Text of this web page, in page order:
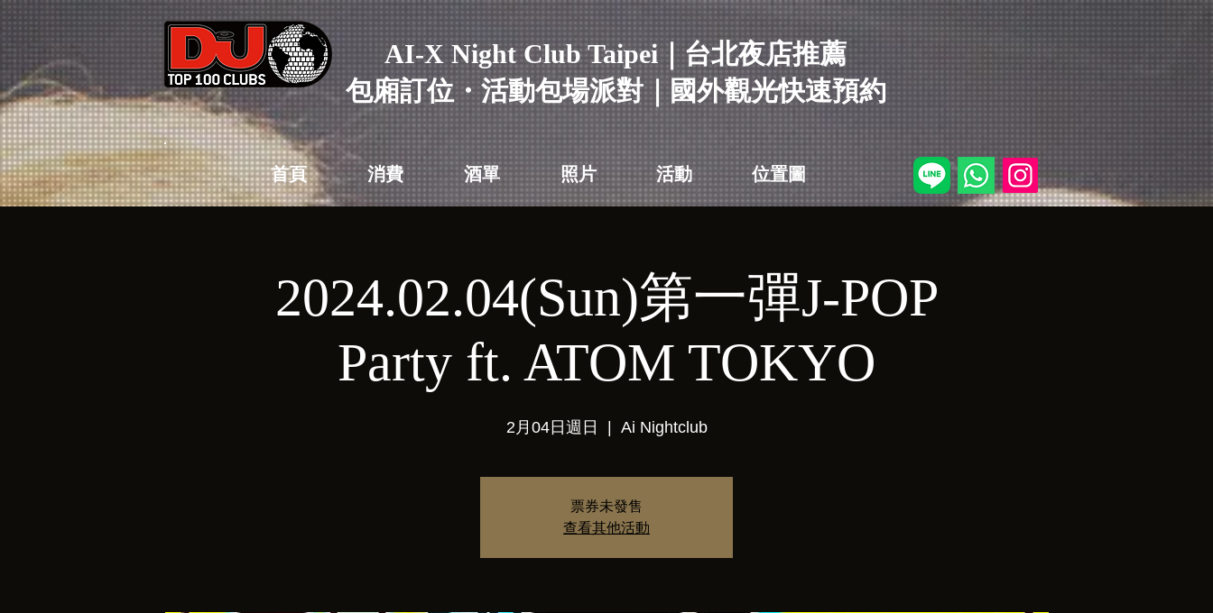
AI-X Night Club Taipei｜台北夜店推薦
包廂訂位・活動包場派對｜國外觀光快速預約
首頁 消費 酒單 照片 活動 位置圖
2024.02.04(Sun)第一彈J-POP
Party ft. ATOM TOKYO
2月04日週日 Ai Nightclub
票券未發售
查看其他活動